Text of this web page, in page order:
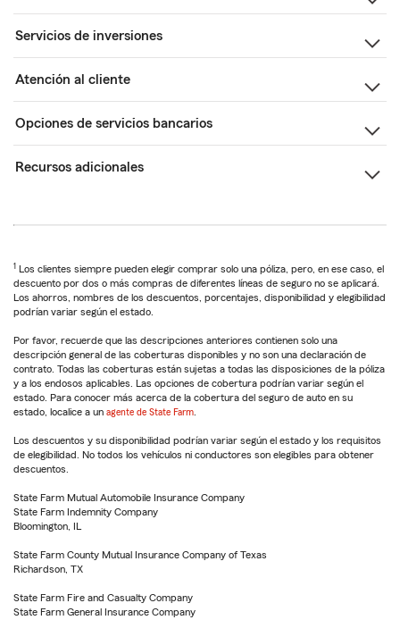
Servicios de inversiones
Atención al cliente
Opciones de servicios bancarios
Recursos adicionales
1 Los clientes siempre pueden elegir comprar solo una póliza, pero, en ese caso, el
descuento por dos o más compras de diferentes líneas de seguro no se aplicará.
Los ahorros, nombres de los descuentos, porcentajes, disponibilidad y elegibilidad
podrían variar según el estado.
Por favor, recuerde que las descripciones anteriores contienen solo una
descripción general de las coberturas disponibles y no son una declaración de
contrato. Todas las coberturas están sujetas a todas las disposiciones de la póliza
y a los endosos aplicables. Las opciones de cobertura podrían variar según el
estado. Para conocer más acerca de la cobertura del seguro de auto en su
estado, localice a un agente de State Farm
Los descuentos y su disponibilidad podrían variar según el estado y los requisitos
de elegibilidad. No todos los vehículos ni conductores son elegibles para obtener
descuentos.
State Farm Mutual Automobile Insurance Company
State Farm Indemnity Company
Bloomington, IL
State Farm County Mutual Insurance Company of Texas
Richardson, TX
State Farm Fire and Casualty Company
State Farm General Insurance Company